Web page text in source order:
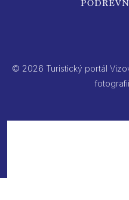
© 2026 Turistický portál